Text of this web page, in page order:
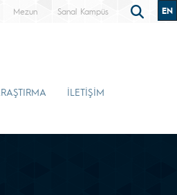
Mezun Sanal Kampüs EN
İLETİŞİM